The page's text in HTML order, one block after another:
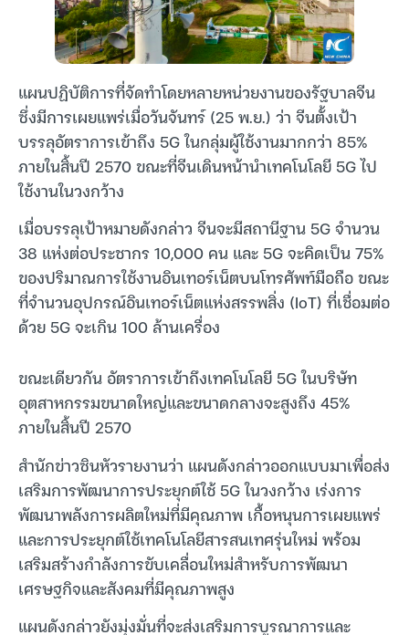
แผนปฏิบัติการที่จัดทำโดยหลายหน่วยงานของรัฐบาลจีน
ซึ่งมีการเผยแพร่เมื่อวันจันทร์ (25 พ.ย.) ว่า จีนตั้งเป้า
บรรลุอัตราการเข้าถึง 5G ในกลุ่มผู้ใช้งานมากกว่า 85%
ภายในสิ้นปี 2570 ขณะที่จีนเดินหน้านำเทคโนโลยี 5G ไป
ใช้งานในวงกว้าง
เมื่อบรรลุเป้าหมายดังกล่าว จีนจะมีสถานีฐาน 5G จำนวน
38 แห่งต่อประชากร 10,000 คน และ 5G จะคิดเป็น 75%
ของปริมาณการใช้งานอินเทอร์เน็ตบนโทรศัพท์มือถือ ขณะ
ที่จำนวนอุปกรณ์อินเทอร์เน็ตแห่งสรรพสิ่ง (IoT) ที่เชื่อมต่อ
ด้วย 5G จะเกิน 100 ล้านเครื่อง
ขณะเดียวกัน อัตราการเข้าถึงเทคโนโลยี 5G ในบริษัท
อุตสาหกรรมขนาดใหญ่และขนาดกลางจะสูงถึง 45%
ภายในสิ้นปี 2570
สำนักข่าวซินหัวรายงานว่า แผนดังกล่าวออกแบบมาเพื่อส่ง
เสริมการพัฒนาการประยุกต์ใช้ 5G ในวงกว้าง เร่งการ
พัฒนาพลังการผลิตใหม่ที่มีคุณภาพ เกื้อหนุนการเผยแพร่
และการประยุกต์ใช้เทคโนโลยีสารสนเทศรุ่นใหม่ พร้อม
เสริมสร้างกำลังการขับเคลื่อนใหม่สำหรับการพัฒนา
เศรษฐกิจและสังคมที่มีคุณภาพสูง
แผนดังกล่าวยังมุ่งมั่นที่จะส่งเสริมการบูรณาการและ